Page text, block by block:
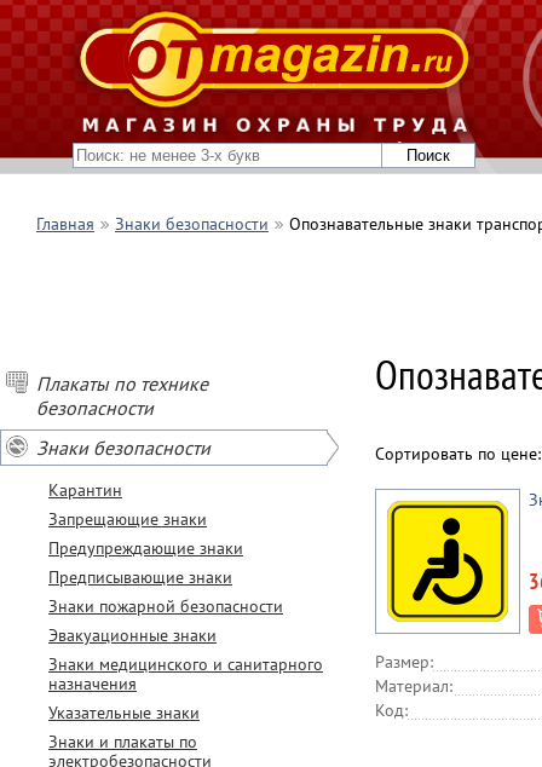
Главная Знаки безопасности Опознавательные знаки
Плакаты по технике
безопасности
Знаки безопасности
Карантин
Запрещающие знаки
Предупреждающие знаки
Предписывающие знаки
Знаки пожарной безопасности
Эвакуационные знаки
Знаки медицинского и санитарного
назначения
Указательные знаки
Знаки и плакаты по
электробезопасности
Сортировать по
Размер:
Материал:
Код: